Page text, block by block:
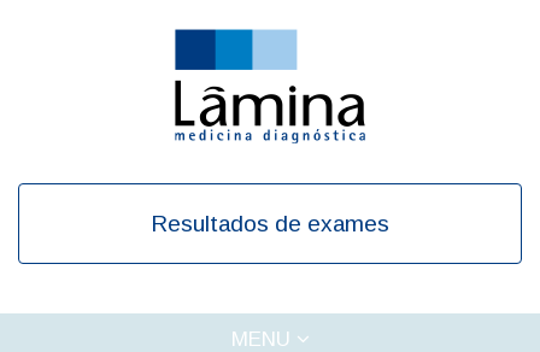
Resultados de exames
TOGGLE
MENU